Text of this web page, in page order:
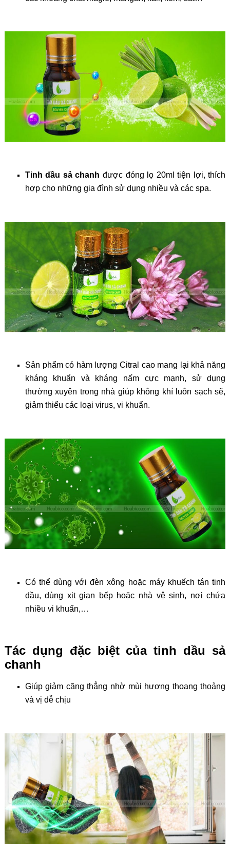
Tinh dầu sả chanh được đóng lọ 20ml tiện lợi, thích
hợp cho những gia đình sử dụng nhiều và các spa.
Sản phẩm có hàm lượng Citral cao mang lại khả năng
kháng khuẩn và kháng nấm cực mạnh, sử dụng
thường xuyên trong nhà giúp không khí luôn sạch sẽ,
giảm thiểu các loại virus, vi khuẩn. ​​
Có thể dùng với đèn xông hoặc máy khuếch tán tinh
dầu, dùng xịt gian bếp hoặc nhà vệ sinh, nơi chứa
nhiều vi khuẩn,…
Tác dụng đặc biệt của tinh dầu sả
chanh
Giúp giảm căng thẳng nhờ mùi hương thoang thoảng
và vị dễ chịu